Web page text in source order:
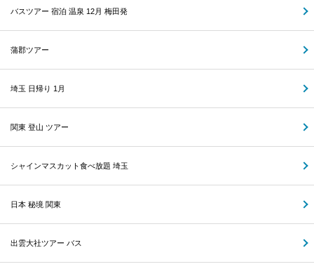
バスツアー 宿泊 温泉 12月 梅田発
蒲郡ツアー
埼玉 日帰り 1月
関東 登山 ツアー
シャインマスカット食べ放題 埼玉
日本 秘境 関東
出雲大社ツアー バス